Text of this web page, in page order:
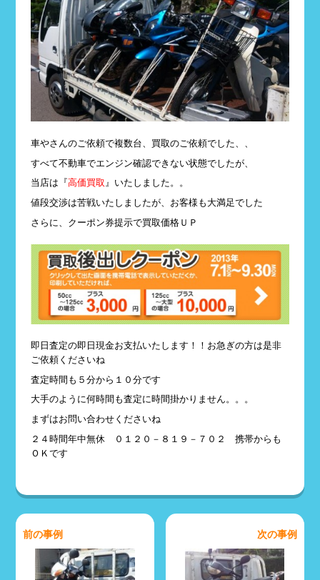
車やさんのご依頼で複数台、買取のご依頼でした、、
すべて不動車でエンジン確認できない状態でしたが、
当店は『高価買取』いたしました。。
値段交渉は苦戦いたしましたが、お客様も大満足でした
さらに、クーポン券提示で買取価格ＵＰ
即日査定の即日現金お支払いたします！！お急ぎの方は是非
ご依頼くださいね
査定時間も５分から１０分です
大手のように何時間も査定に時間掛かりません。。。
まずはお問い合わせくださいね
２４時間年中無休 ０１２０－８１９－７０２ 携帯からも
ＯＫです
前の事例 次の事例